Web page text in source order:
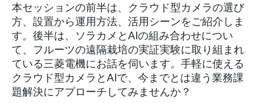
本セッションの前半は、クラウド型カメラの選び
方、設置から運用方法、活用シーンをご紹介しま
す。後半は、ソラカメとAIの組み合わせについ
て、フルーツの遠隔栽培の実証実験に取り組まれ
ている三菱電機にお話を伺います。手軽に使える
クラウド型カメラとAIで、今までとは違う業務課
題解決にアプローチしてみませんか？